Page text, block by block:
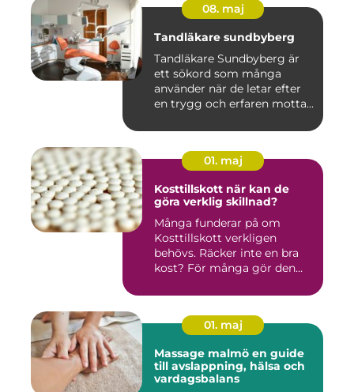
08. maj
Tandläkare sundbyberg
Tandläkare Sundbyberg är
ett sökord som många
använder när de letar efter
en trygg och erfaren motta...
01. maj
Kosttillskott när kan de
göra verklig skillnad?
Många funderar på om
Kosttillskott verkligen
behövs. Räcker inte en bra
kost? För många gör den
01. maj
Massage malmö en guide
till avslappning, hälsa och
vardagsbalans